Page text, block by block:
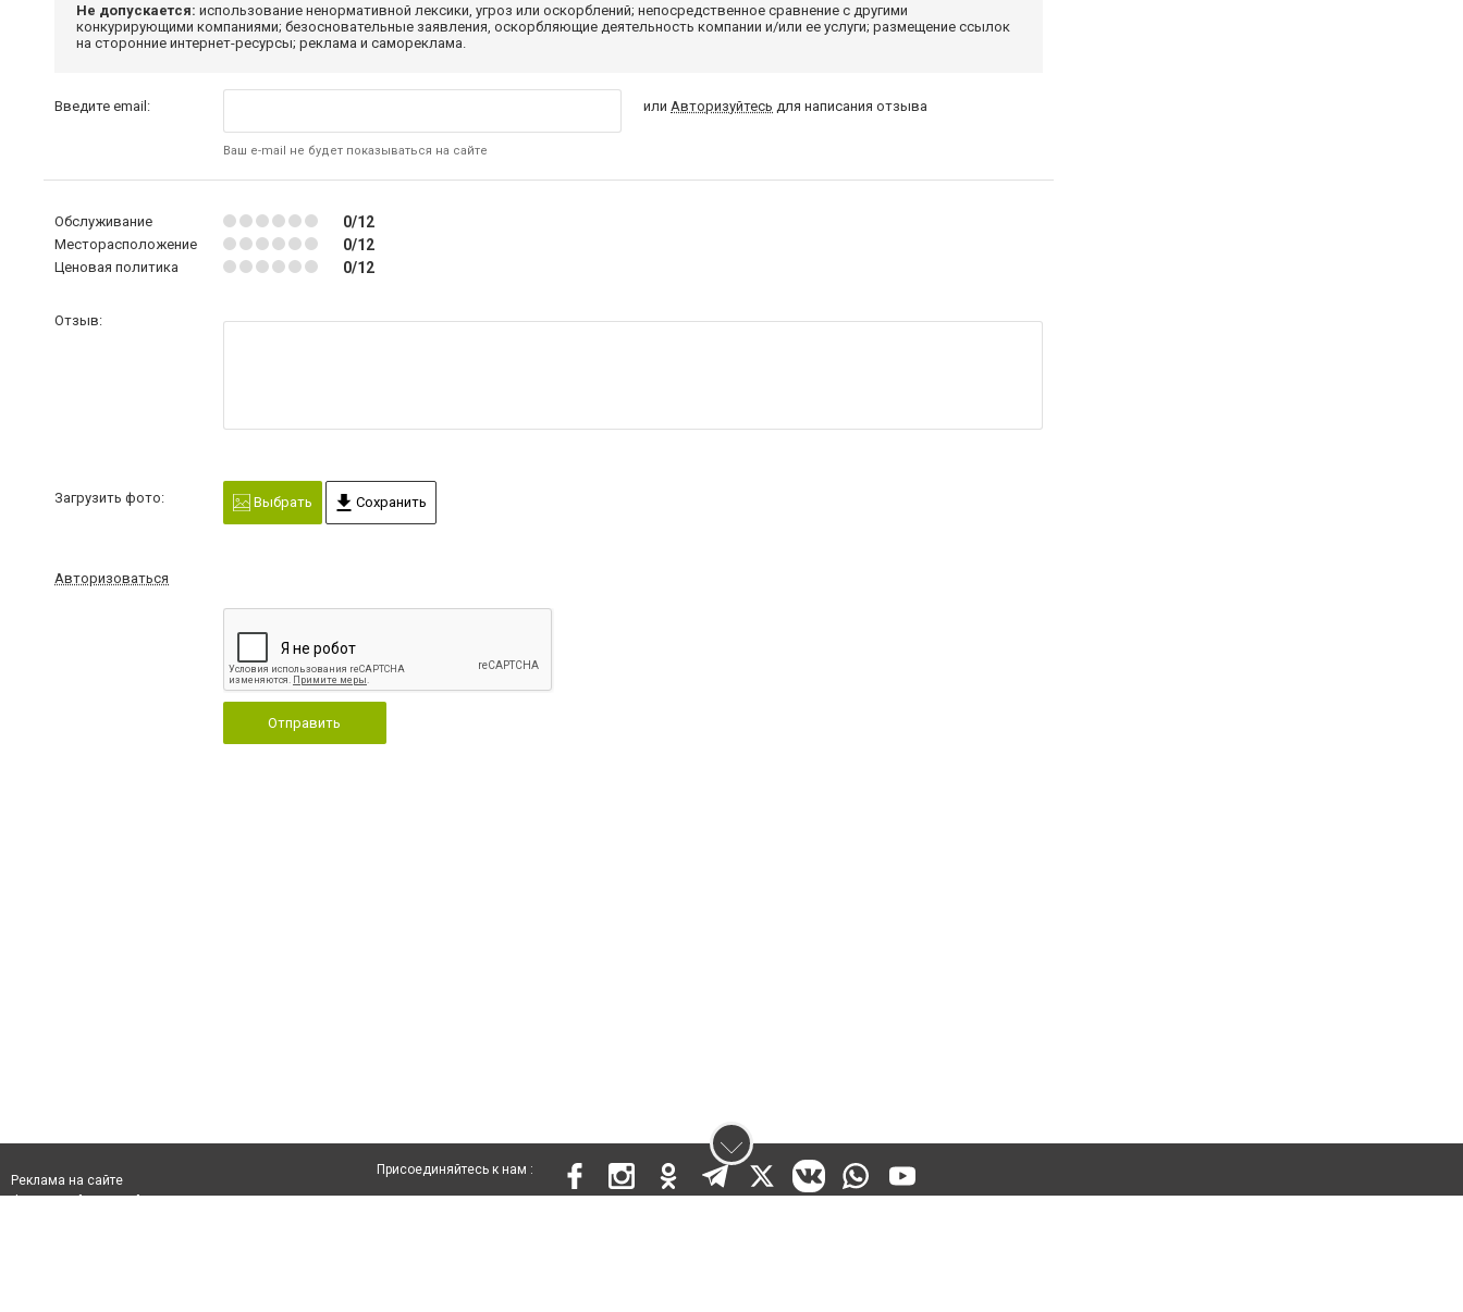
Не допускается: использование ненормативной лексики, угроз или оскорблений; непосредственное сравнение с другими
конкурирующими компаниями; безосновательные заявления, оскорбляющие деятельность компании и/или ее услуги; размещение ссылок
на сторонние интернет-ресурсы; реклама и самореклама.
Введите email:
Ваш e-mail не будет показываться на сайте
или Авторизуйтесь для написания отзыва
Обслуживание 0/12
Месторасположение 0/12
Ценовая политика 0/12
Отзыв:
Загрузить фото: Выбрать Сохранить
Авторизоваться
Отправить
Реклама на сайте
Присоединяйтесь к нам :